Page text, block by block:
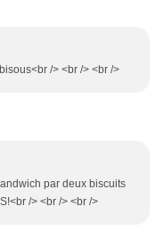
/> <br /> <br />
par deux biscuits
/> <br /> <br />